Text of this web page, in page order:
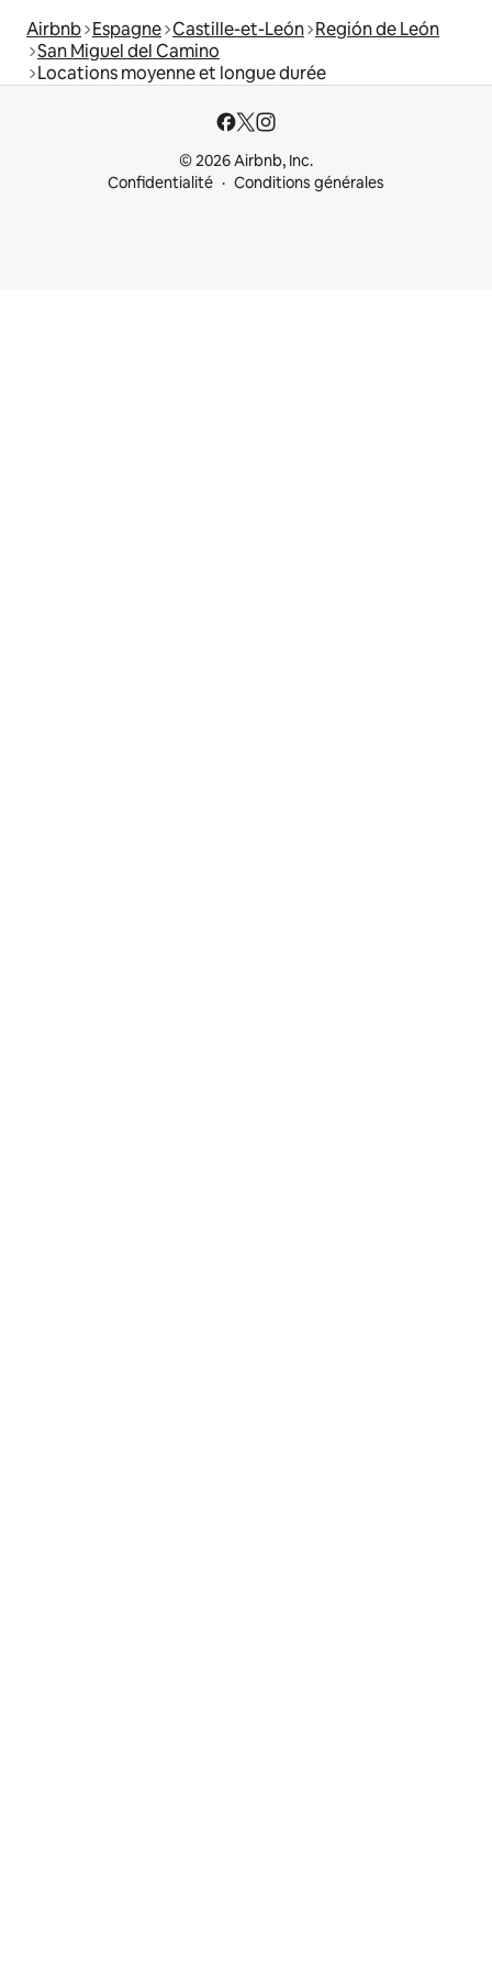
Airbnb Espagne Castille-et-León Región de León
San Miguel del Camino
Locations moyenne et longue durée
© 2026 Airbnb, Inc.
Confidentialité
Conditions générales